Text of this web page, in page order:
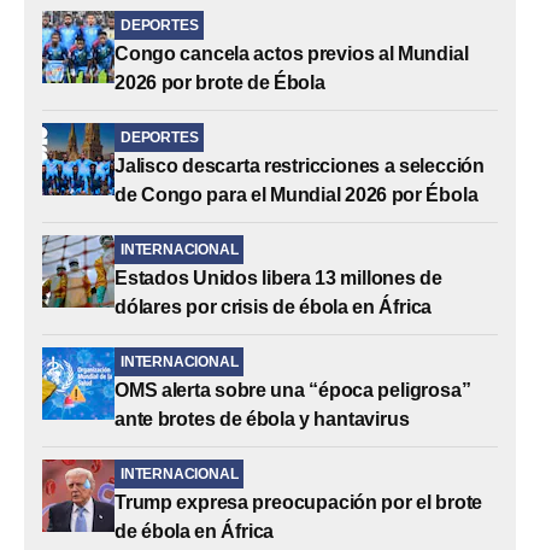
DEPORTES
Congo cancela actos previos al Mundial
2026 por brote de Ébola
DEPORTES
Jalisco descarta restricciones a selección
de Congo para el Mundial 2026 por Ébola
INTERNACIONAL
Estados Unidos libera 13 millones de
dólares por crisis de ébola en África
INTERNACIONAL
OMS alerta sobre una “época peligrosa”
ante brotes de ébola y hantavirus
INTERNACIONAL
Trump expresa preocupación por el brote
de ébola en África